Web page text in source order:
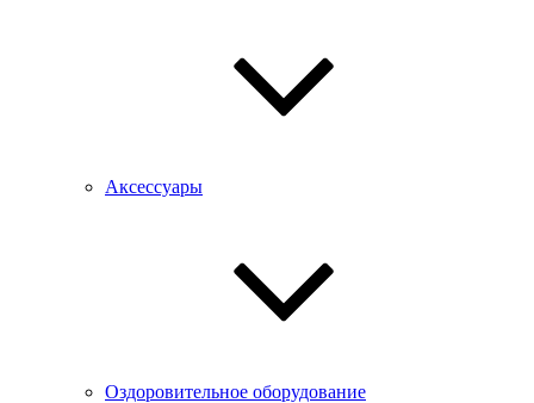
Аксессуары
Оздоровительное оборудование